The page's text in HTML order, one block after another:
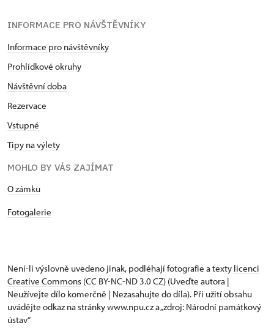
INFORMACE PRO NÁVŠTĚVNÍKY
Informace pro návštěvníky
Prohlídkové okruhy
Návštěvní doba
Rezervace
Vstupné
Tipy na výlety
MOHLO BY VÁS ZAJÍMAT
O zámku
Fotogalerie
Není-li výslovně uvedeno jinak, podléhají fotografie a texty licenci
Creative Commons (CC BY-NC-ND 3.0 CZ) (Uveďte autora |
Neužívejte dílo komerčně | Nezasahujte do díla). Při užití obsahu
uvádějte odkaz na stránky www.npu.cz a „zdroj: Národní památkový
ústav“